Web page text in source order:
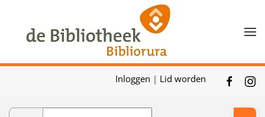
Skip to main content
Inloggen | Lid worden